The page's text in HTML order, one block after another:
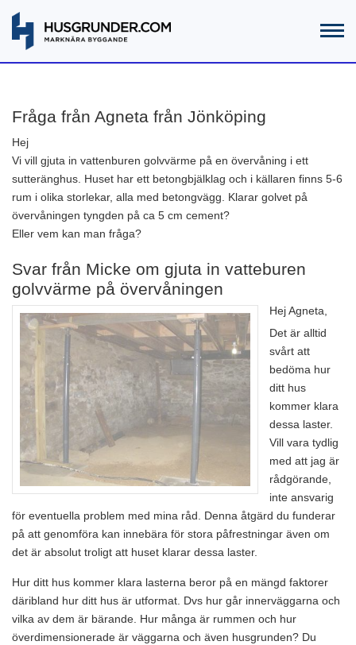
Fråga från Agneta från Jönköping
Hej
Vi vill gjuta in vattenburen golvvärme på en övervåning i ett
sutteränghus. Huset har ett betongbjälklag och i källaren finns 5-6
rum i olika storlekar, alla med betongvägg. Klarar golvet på
övervåningen tyngden på ca 5 cm cement?
Eller vem kan man fråga?
Svar från Micke om gjuta in vatteburen
golvvärme på övervåningen
Hej Agneta,
Det är alltid
svårt att
bedöma hur
ditt hus
kommer klara
dessa laster.
Vill vara tydlig
med att jag är
rådgörande,
inte ansvarig
för eventuella problem med mina råd. Denna åtgärd du funderar
på att genomföra kan innebära för stora påfrestningar även om
det är absolut troligt att huset klarar dessa laster.
Hur ditt hus kommer klara lasterna beror på en mängd faktorer
däribland hur ditt hus är utformat. Dvs hur går innerväggarna och
vilka av dem är bärande. Hur många är rummen och hur
överdimensionerade är väggarna och även husgrunden? Du